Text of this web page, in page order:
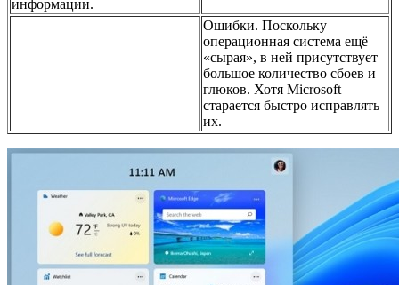
информации.
Ошибки. Поскольку
операционная система ещё
«сырая», в ней присутствует
большое количество сбоев и
глюков. Хотя Microsoft
старается быстро исправлять
их.